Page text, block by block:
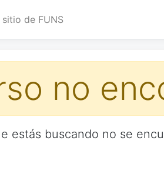
de FUNS
no
estás buscando no se